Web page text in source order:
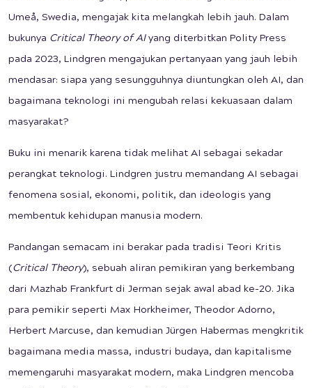
Umeå, Swedia, mengajak kita melangkah lebih jauh. Dalam
bukunya Critical Theory of AIyang diterbitkan Polity Press
pada 2023, Lindgren mengajukan pertanyaan yang jauh lebih
mendasar: siapa yang sesungguhnya diuntungkan oleh AI, dan
bagaimana teknologi ini mengubah relasi kekuasaan dalam
masyarakat?
Buku ini menarik karena tidak melihat AI sebagai sekadar
perangkat teknologi. Lindgren justru memandang AI sebagai
fenomena sosial, ekonomi, politik, dan ideologis yang
membentuk kehidupan manusia modern.
Pandangan semacam ini berakar pada tradisi Teori Kritis
(Critical Theory), sebuah aliran pemikiran yang berkembang
dari Mazhab Frankfurt di Jerman sejak awal abad ke-20. Jika
para pemikir seperti Max Horkheimer, Theodor Adorno,
Herbert Marcuse, dan kemudian Jürgen Habermas mengkritik
bagaimana media massa, industri budaya, dan kapitalisme
memengaruhi masyarakat modern, maka Lindgren mencoba